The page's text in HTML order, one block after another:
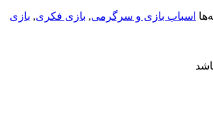
اسباب بازی و سرگرمی, بازی فکری, بازی